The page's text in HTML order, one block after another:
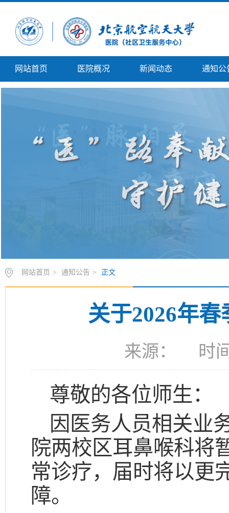
网站首页 医院概况 新闻动态 通知公
网站首页 > 通知公告 > 正文
关于2026年
来源： 时
尊敬的各位师生：
因医务人员相关业
院两校区耳鼻喉科将
常诊疗，届时将以更
障。